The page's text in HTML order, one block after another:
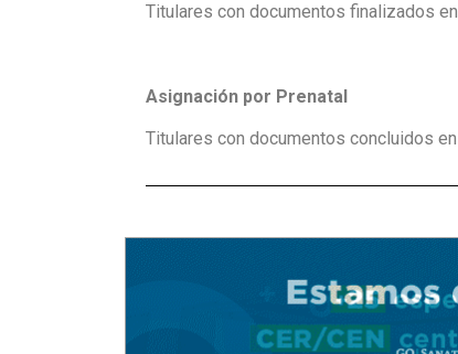
Titulares con documentos finalizados en
Asignación por Prenatal
Titulares con documentos concluidos en